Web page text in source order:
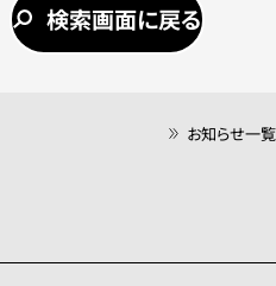
検索画面に戻る
お知らせ一覧